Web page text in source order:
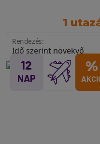
1
Rendezés:
12
NAP
%